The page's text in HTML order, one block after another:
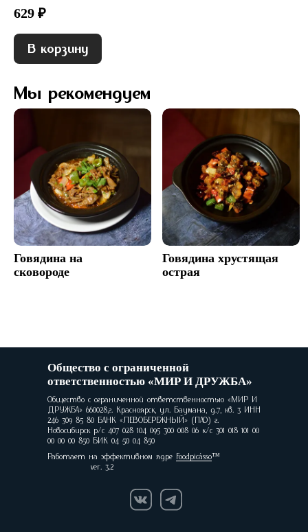
629 ₽
В корзину
Мы рекомендуем
Говядина на
сковороде
Говядина хрустящая
острая
Общество с ограниченной
ответственностью «МИР И ДРУЖБА»
Общество с ограниченной ответственностью «МИР И
ДРУЖБА» 660028,г. Красноярск, ул. Баумана, д.7, кв. 3 ИНН
246 309 85 80 БАНК «ЛЕВОБЕРЕЖНЫЙ» (ПАО) г.
Новосибирск р/с 407 028 104 095 300 008 06 к/с 301 018 101 00
00 00 00 850 БИК 04 50 04 850
Работает на эффективном ядре Foodpicásso
ver. 3.2